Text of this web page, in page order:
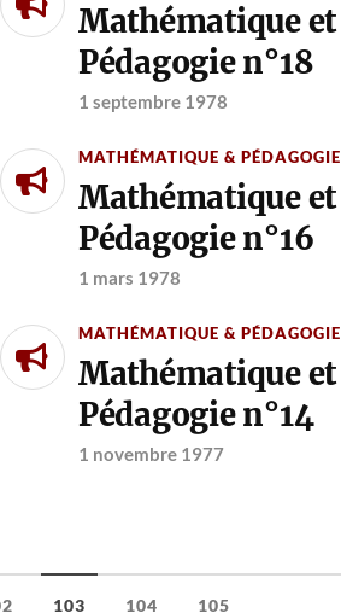
Mathématique et
Pédagogie n°18
1 septembre 1978
MATHÉMATIQUE & PÉDAGOGIE
Mathématique et
Pédagogie n°16
1 mars 1978
MATHÉMATIQUE & PÉDAGOGIE
Mathématique et
Pédagogie n°14
1 novembre 1977
103 104 105